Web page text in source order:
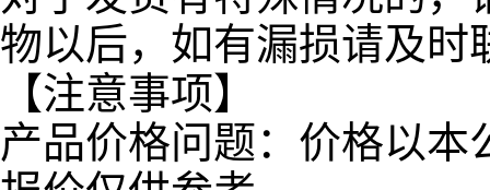
物以后，如有漏损请及时
【注意事项】
产品价格问题：价格以